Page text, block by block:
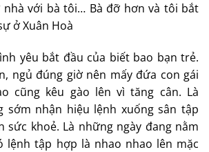
nhà với bà tôi… Bà đỡ hơn và tôi bắt
ở Xuân Hoà
yêu bắt đầu của biết bao bạn trẻ.
ngủ đúng giờ nên mấy đứa con gái
cũng kêu gào lên vì tăng cân. Là
sớm nhận hiệu lệnh xuống sân tập
sức khoẻ. Là những ngày đang nằm
lệnh tập hợp là nhao nhao lên mặc